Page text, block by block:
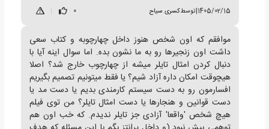
1405/02/15
|توسطکسری سیاح 0
موافقم که اون شخص هنوز داخل چهارچوبه و کتاب سعی
داشت اون زنجیر‌ها رو به ما نشون بده. اما سوال اینه آیا با
دنبال کردن امثال تایلر میشه از چهارچوب خارج شد؟ اصلا
هیچوقت امکان داره آزاد شیم؟ یا فقط میتونیم تصمیم بگیریم
افسارمون رو به دست سیستم کارمندی بدیم یا دست مد یا
دست قوانین و هنجار‌ها یا دست امثال تایلر؟ من توی فیلم
هیچ شخص 'واقعا' آزادی جز تایلر ندیدم. که خب اون هم